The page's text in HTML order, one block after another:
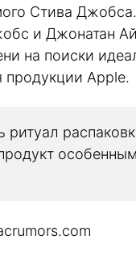
Стива
и Джонатан
на поиски
продукции Apple.
ритуал